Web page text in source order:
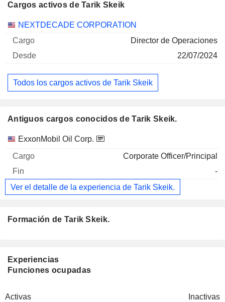
Cargos activos de Tarik Skeik
Empresas Cargo Inicio
NEXTDECADE CORPORATION
Director de Operaciones
22/07/2024
Todos los cargos activos de Tarik Skeik
Antiguos cargos conocidos de Tarik Skeik.
Empresas Cargo Fin
ExxonMobil Oil Corp.
Corporate Officer/Principal
-
Ver el detalle de la experiencia de Tarik Skeik.
Formación de Tarik Skeik.
Experiencias
Funciones ocupadas
Activas Inactivas